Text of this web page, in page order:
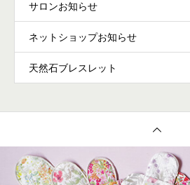
サロンお知らせ
ネットショップお知らせ
天然石ブレスレット